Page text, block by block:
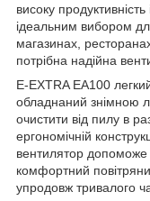
високу
ідеальним вибором
магазинах,
потрібна надійна
E-EXTRA EA100
обладнаний знімною
очистити від пилу в
ергономічній
вентилятор допоможе
комфортний
упродовж тривалого